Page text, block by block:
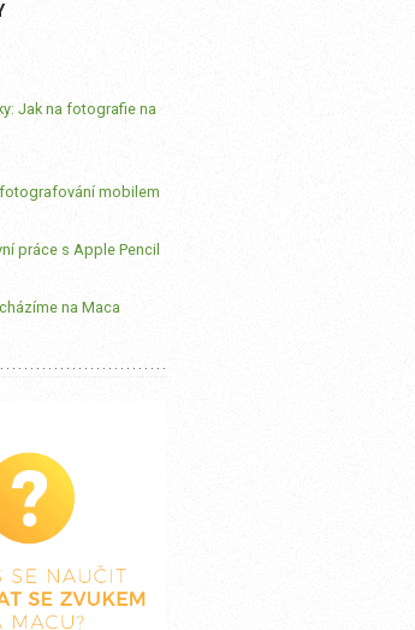
Jak na fotografie na
mobilem
práce s Apple Pencil
na Maca